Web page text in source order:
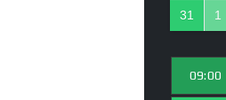
31 1
09:00